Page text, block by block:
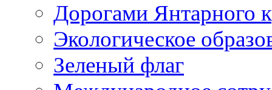
Дорогами Янтарного
Экологическое
Зеленый флаг